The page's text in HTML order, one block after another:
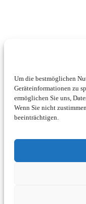
Um die bestmöglichen
Geräteinformationen zu
ermöglichen Sie uns,
Wenn Sie nicht
beeinträchtigen.